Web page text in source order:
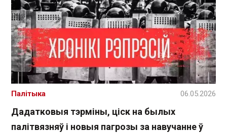
Дадатковыя тэрміны, ціск на былых
палітвязняў і новыя пагрозы за навучанне ў
Палітыка 06.05.2026